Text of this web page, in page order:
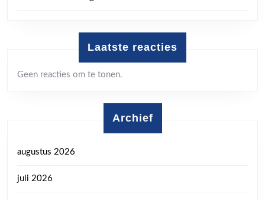
Laatste reacties
Geen reacties om te tonen.
Archief
augustus 2026
juli 2026